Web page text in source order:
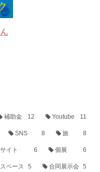
補助金 12 Youtube 11
SNS 8 旅 8
サイト 6 個展 6
ペース 5 合同展示会 5